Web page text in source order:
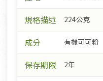
規格描述 224公克
成分 有機可可粉
保存期限 2年